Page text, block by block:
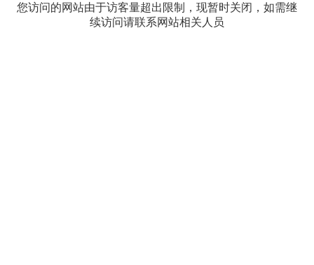
您访问的网站由于访客量超出限制，现暂时关闭，如需继
续访问请联系网站相关人员